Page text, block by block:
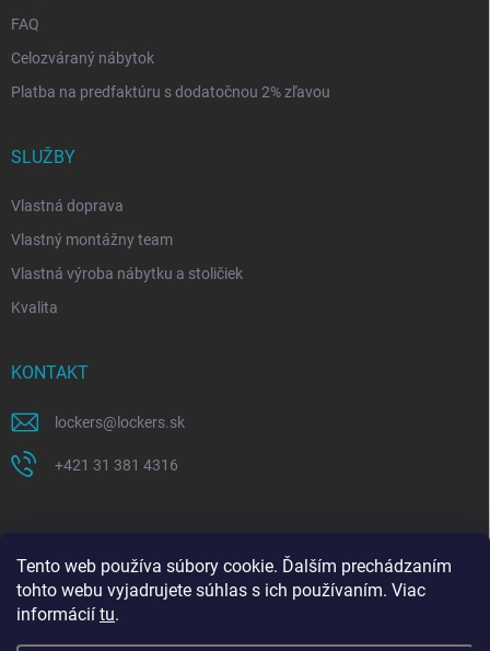
Tento web používa súbory cookie. Ďalším prechádzaním
tohto webu vyjadrujete súhlas s ich používaním. Viac
informácií tu.
FAQ
Celozváraný nábytok
Platba na predfaktúru s dodatočnou 2% zľavou
SLUŽBY
Vlastná doprava
Vlastný montážny team
Vlastná výroba nábytku a stoličiek
Kvalita
KONTAKT
lockers@lockers.sk
+421 31 381 4316